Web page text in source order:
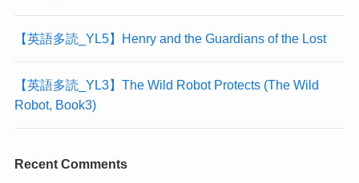
【英語多読_YL5】Henry and the Guardians of the Lost
【英語多読_YL3】The Wild Robot Protects (The Wild
Robot, Book3)
Recent Comments